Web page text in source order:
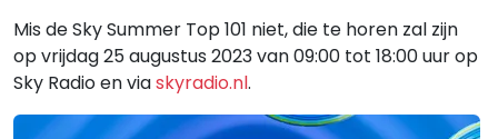
Mis de Sky Summer Top 101 niet, die te horen zal zijn
op vrijdag 25 augustus 2023 van 09:00 tot 18:00 uur op
Sky Radio en viaskyradio.nl.